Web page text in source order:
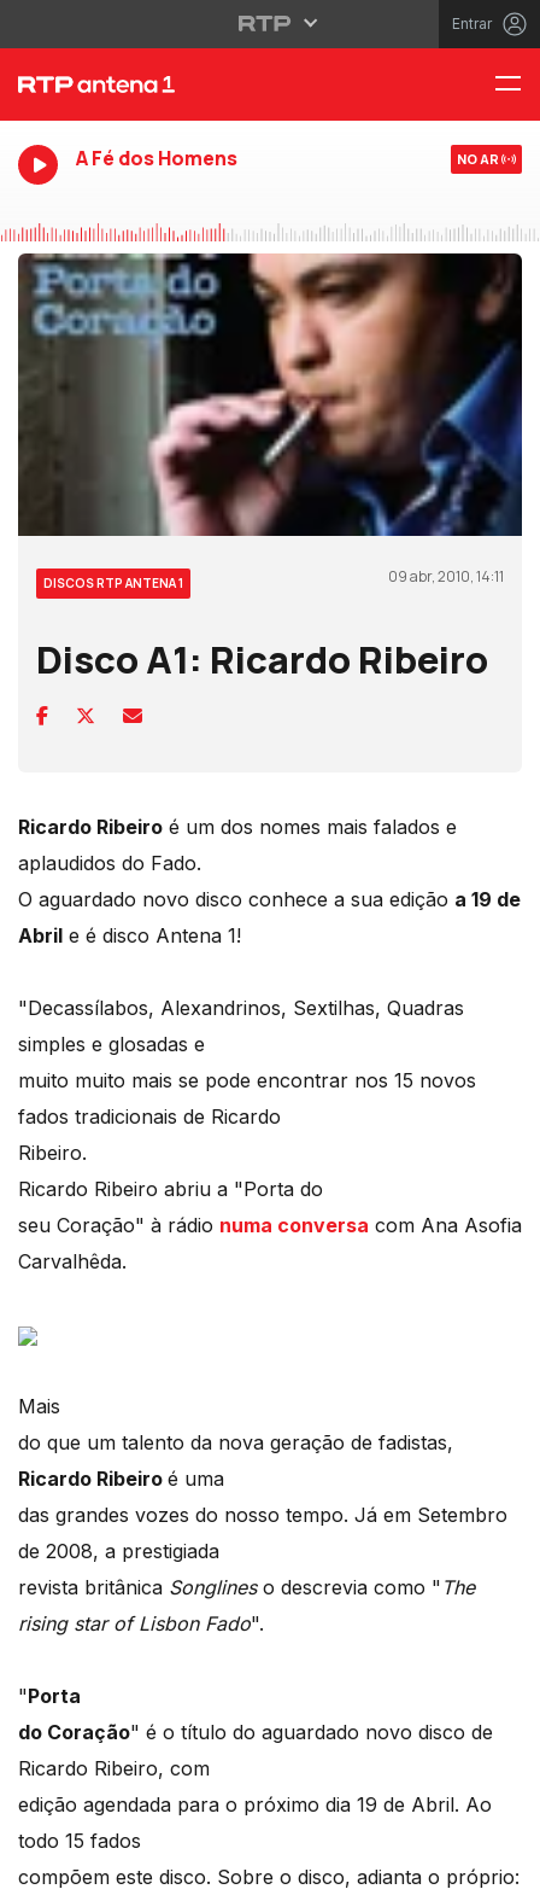
Entrar
A Fé dos Homens NO AR
DISCOS RTP ANTENA 1 09 abr, 2010, 14:11
Disco A1: Ricardo Ribeiro
Ricardo Ribeiro é um dos nomes mais falados e
aplaudidos do Fado.
O aguardado novo disco conhece a sua edição a 19 de
Abril e é disco Antena 1!
"Decassílabos, Alexandrinos, Sextilhas, Quadras
simples e glosadas e
muito muito mais se pode encontrar nos 15 novos
fados tradicionais de Ricardo
Ribeiro.
Ricardo Ribeiro abriu a "Porta do
seu Coração" à rádio numa conversa com Ana Asofia
Carvalhêda.
Mais
do que um talento da nova geração de fadistas,
Ricardo Ribeiro é uma
das grandes vozes do nosso tempo. Já em Setembro
de 2008, a prestigiada
revista britânica Songlines o descrevia como " The
rising star of Lisbon Fado".
"Porta
do Coração" é o título do aguardado novo disco de
Ricardo Ribeiro, com
edição agendada para o próximo dia 19 de Abril. Ao
todo 15 fados
compõem este disco. Sobre o disco, adianta o próprio: